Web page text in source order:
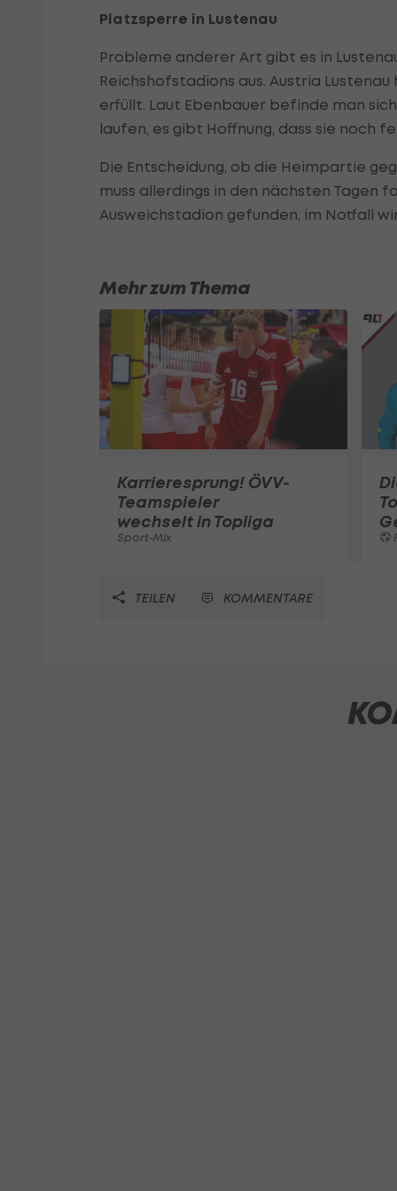
Platzsperre in Lustenau
Probleme anderer Art gibt es in
Reichshofstadions aus. Austria
erfüllt. Laut Ebenbauer befinde man
laufen, es gibt Hoffnung, dass sie noch
Die Entscheidung, ob die Heimpartie
muss allerdings in den nächsten Tagen
Ausweichstadion gefunden, im Notfall
Mehr zum Thema
Karrieresprung! ÖVV-
Teamspieler
wechselt in Topliga
Sport-Mix
TEILEN KOMMENTARE